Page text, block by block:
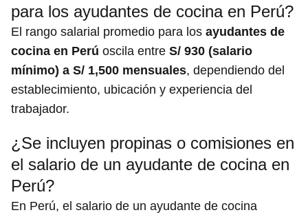
para los ayudantes de cocina en Perú?
El rango salarial promedio para los ayudantes de
cocina en Perú oscila entre S/ 930 (salario
mínimo) a S/ 1,500 mensuales, dependiendo del
establecimiento, ubicación y experiencia del
trabajador.
¿Se incluyen propinas o comisiones en
el salario de un ayudante de cocina en
Perú?
En Perú, el salario de un ayudante de cocina